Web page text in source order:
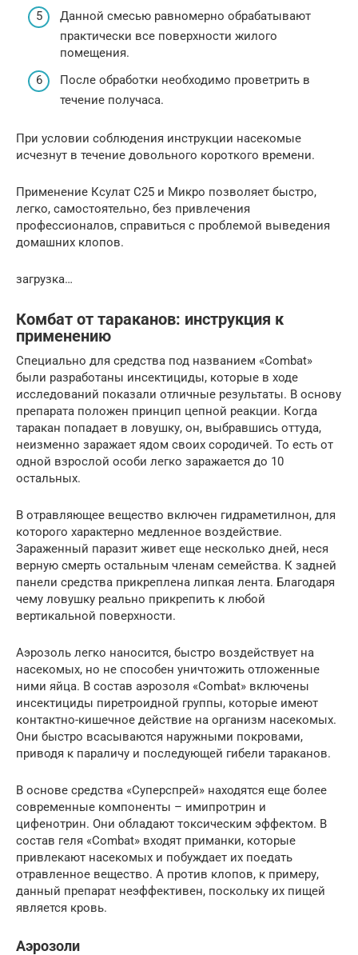
Данной смесью равномерно обрабатывают
практически все поверхности жилого
помещения.
После обработки необходимо проветрить в
течение получаса.
При условии соблюдения инструкции насекомые
исчезнут в течение довольного короткого времени.
Применение Ксулат С25 и Микро позволяет быстро,
легко, самостоятельно, без привлечения
профессионалов, справиться с проблемой выведения
домашних клопов.
загрузка…
Комбат от тараканов: инструкция к
применению
Специально для средства под названием «Combat»
были разработаны инсектициды, которые в ходе
исследований показали отличные результаты. В основу
препарата положен принцип цепной реакции. Когда
таракан попадает в ловушку, он, выбравшись оттуда,
неизменно заражает ядом своих сородичей. То есть от
одной взрослой особи легко заражается до 10
остальных.
В отравляющее вещество включен гидраметилнон, для
которого характерно медленное воздействие.
Зараженный паразит живет еще несколько дней, неся
верную смерть остальным членам семейства. К задней
панели средства прикреплена липкая лента. Благодаря
чему ловушку реально прикрепить к любой
вертикальной поверхности.
Аэрозоль легко наносится, быстро воздействует на
насекомых, но не способен уничтожить отложенные
ними яйца. В состав аэрозоля «Combat» включены
инсектициды пиретроидной группы, которые имеют
контактно-кишечное действие на организм насекомых.
Они быстро всасываются наружными покровами,
приводя к параличу и последующей гибели тараканов.
В основе средства «Суперспрей» находятся еще более
современные компоненты – имипротрин и
цифенотрин. Они обладают токсическим эффектом. В
состав геля «Combat» входят приманки, которые
привлекают насекомых и побуждает их поедать
отравленное вещество. А против клопов, к примеру,
данный препарат неэффективен, поскольку их пищей
является кровь.
Аэрозоли